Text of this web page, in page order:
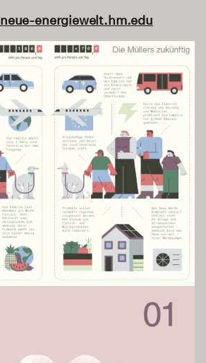
neue-energiewelt.hm.edu